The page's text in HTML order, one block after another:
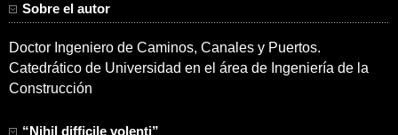
Sobre el autor
Doctor Ingeniero de Caminos, Canales y Puertos.
Catedrático de Universidad en el área de Ingeniería de la
Construcción
“Nihil difficile volenti”